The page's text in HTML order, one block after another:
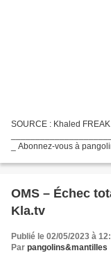
SOURCE : Khaled
_ Abonnez-vous à
OMS – Échec
Kla.tv
Publié le 02/05/2023 à
Par pangolins&mantilles